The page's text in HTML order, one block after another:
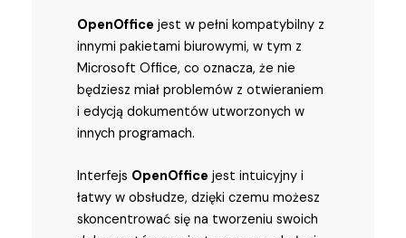
OpenOffice jest w pełni kompatybilny z
innymi pakietami biurowymi, w tym z
Microsoft Office, co oznacza, że nie
będziesz miał problemów z otwieraniem
i edycją dokumentów utworzonych w
innych programach.
Interfejs OpenOffice jest intuicyjny i
łatwy w obsłudze, dzięki czemu możesz
skoncentrować się na tworzeniu swoich